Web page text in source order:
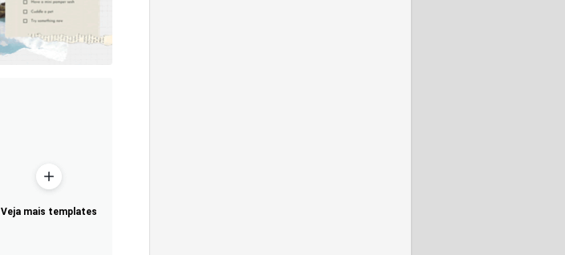
Veja mais templates